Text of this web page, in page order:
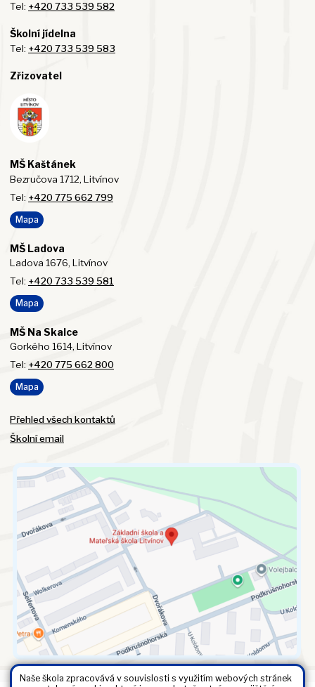
Tel: +420 733 539 582
Školní jídelna
Tel: +420 733 539 583
Zřizovatel
MŠ Kaštánek
Bezručova 1712, Litvínov
Tel: +420 775 662 799
Mapa
MŠ Ladova
Ladova 1676, Litvínov
Tel: +420 733 539 581
Mapa
MŠ Na Skalce
Gorkého 1614, Litvínov
Tel: +420 775 662 800
Mapa
Přehled všech kontaktů
Školní email
Naše škola zpracovává v souvislosti s využitím webových stránek